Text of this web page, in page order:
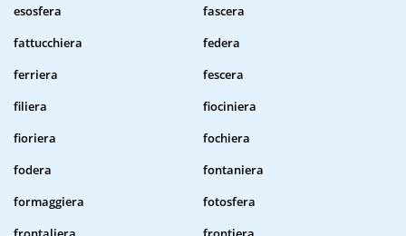
esosfera
fascera
fattucchiera
federa
ferriera
fescera
filiera
fiociniera
fioriera
fochiera
fodera
fontaniera
formaggiera
fotosfera